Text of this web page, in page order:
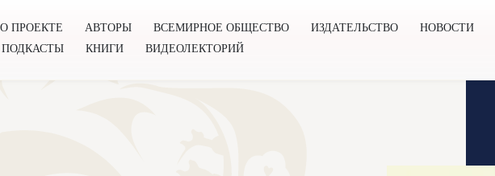
О ПРОЕКТЕ АВТОРЫ ВСЕМИРНОЕ ОБЩЕСТВО ИЗДАТЕЛЬСТВО
НОВОСТИ
ПОДКАСТЫ КНИГИ ВИДЕОЛЕКТОРИЙ